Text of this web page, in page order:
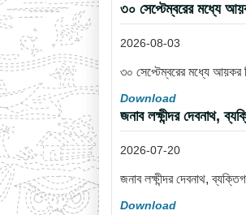
৩০ সেপ্টেম্বরের মধ্যে
2026-08-03
৩০ সেপ্টেম্বরের মধ্যে আয়কর
Download
জনাব লক্ষীন্দর দেবনাথ,
2026-07-20
জনাব লক্ষীন্দর দেবনাথ,
Download